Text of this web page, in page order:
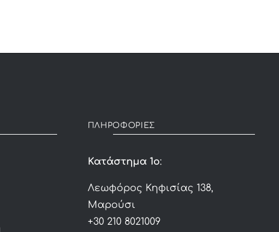
ΠΛΗΡΟΦΟΡΙΕΣ
Κατάστημα 1ο:
Λεωφόρος Κηφισίας 138,
Μαρούσι
+30 210 8021009